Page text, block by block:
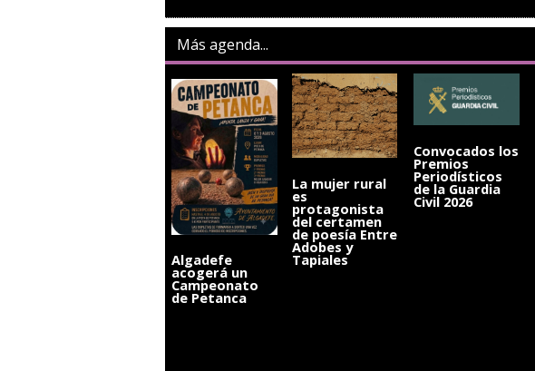
Más agenda...
Algadefe
acogerá un
Campeonato
de Petanca
La mujer rural
es
protagonista
del certamen
de poesía Entre
Adobes y
Tapiales
Convocados los
Premios
Periodísticos
de la Guardia
Civil 2026